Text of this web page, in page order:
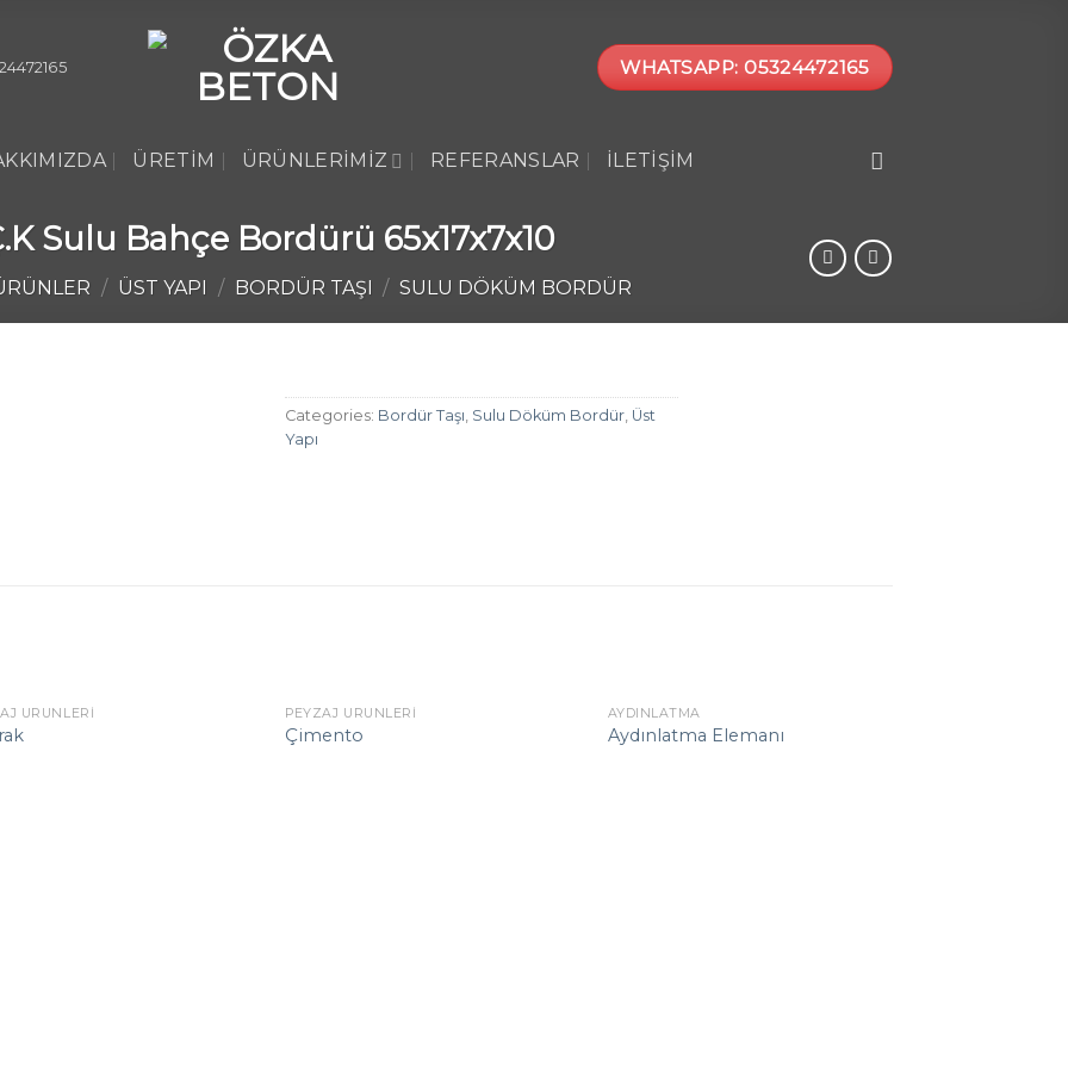
WHATSAPP: 05324472165
ÜRETIM ÜRÜNLERIMIZ REFERANSLAR İLETIŞIM
Sulu Bahçe Bordürü 65x17x7x10
/ ÜST YAPI / BORDÜR TAŞI / SULU DÖKÜM BORDÜR
Categories: Bordür Taşı Sulu Döküm Bordür Üst
Yapı
ÜRÜNLERI PEYZAJ ÜRÜNLERI
Çimento
AYDINLATMA
Aydınlatma Elemanı